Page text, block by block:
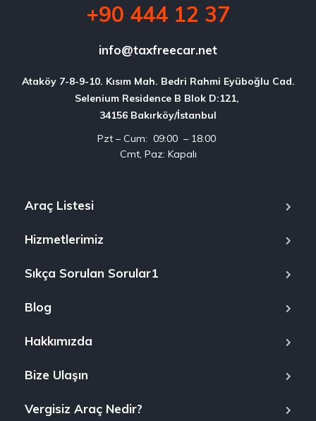
+90 444 12 37
info@taxfreecar.net
Ataköy 7-8-9-10. Kısım Mah. Bedri Rahmi Eyüboğlu Cad.
Selenium Residence B Blok D:121,
34156 Bakırköy/İstanbul
Pzt – Cum: 09:00 – 18:00
Cmt, Paz: Kapalı
Araç Listesi
Hizmetlerimiz
Sıkça Sorulan Sorular1
Blog
Hakkımızda
Bize Ulaşın
Vergisiz Araç Nedir?